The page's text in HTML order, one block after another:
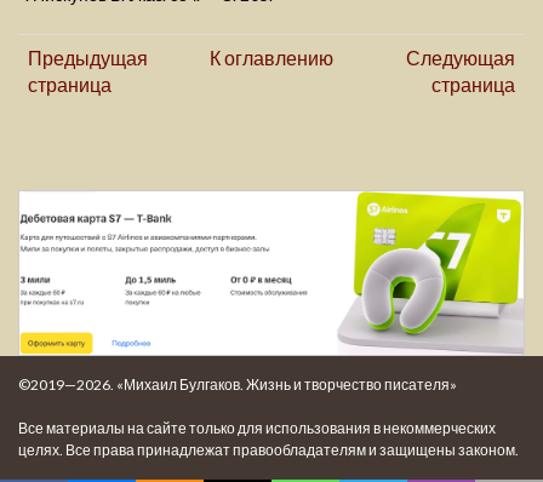
Предыдущая
страница
К оглавлению
Следующая
страница
©2019—2026. «Михаил Булгаков. Жизнь и творчество писателя»
Все материалы на сайте только для использования в некоммерческих
целях. Все права принадлежат правообладателям и защищены законом.